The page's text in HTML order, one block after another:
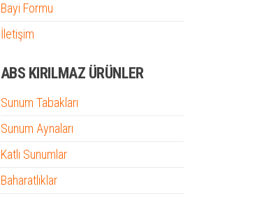
Bayi Formu
İletişim
ABS KIRILMAZ ÜRÜNLER
Sunum Tabakları
Sunum Aynaları
Katlı Sunumlar
Baharatlıklar